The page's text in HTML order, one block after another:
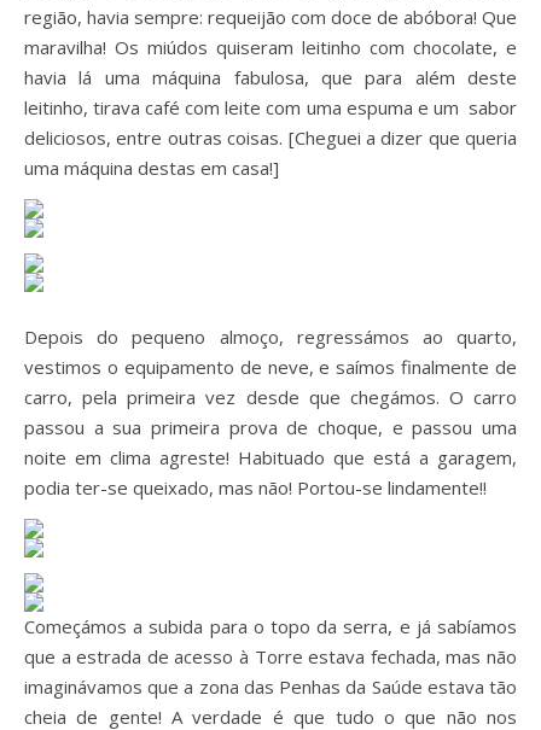
região, havia sempre: requeijão com doce de abóbora! Que
maravilha! Os miúdos quiseram leitinho com chocolate, e
havia lá uma máquina fabulosa, que para além deste
leitinho, tirava café com leite com uma espuma e um sabor
deliciosos, entre outras coisas. [Cheguei a dizer que queria
uma máquina destas em casa!]
Depois do pequeno almoço, regressámos ao quarto,
vestimos o equipamento de neve, e saímos finalmente de
carro, pela primeira vez desde que chegámos. O carro
passou a sua primeira prova de choque, e passou uma
noite em clima agreste! Habituado que está a garagem,
podia ter-se queixado, mas não! Portou-se lindamente!!
Começámos a subida para o topo da serra, e já sabíamos
que a estrada de acesso à Torre estava fechada, mas não
imaginávamos que a zona das Penhas da Saúde estava tão
cheia de gente! A verdade é que tudo o que não nos